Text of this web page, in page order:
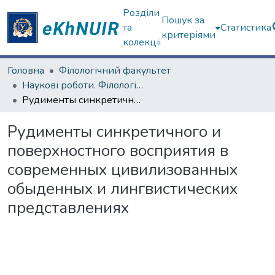
Розділи
та
колекції
Пошук за
критеріями
Статистика
Головна
Філологічний факультет
Наукові роботи. Філологічний факультет
Рудименты синкретичного и поверхностного восприятия в современных цивилизованных обыденных и лингвистических представлениях
Рудименты синкретичного и
поверхностного восприятия в
современных цивилизованных
обыденных и лингвистических
представлениях